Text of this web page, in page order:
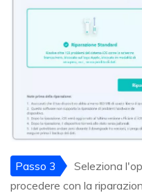
Passo 3
Seleziona
procedere con la